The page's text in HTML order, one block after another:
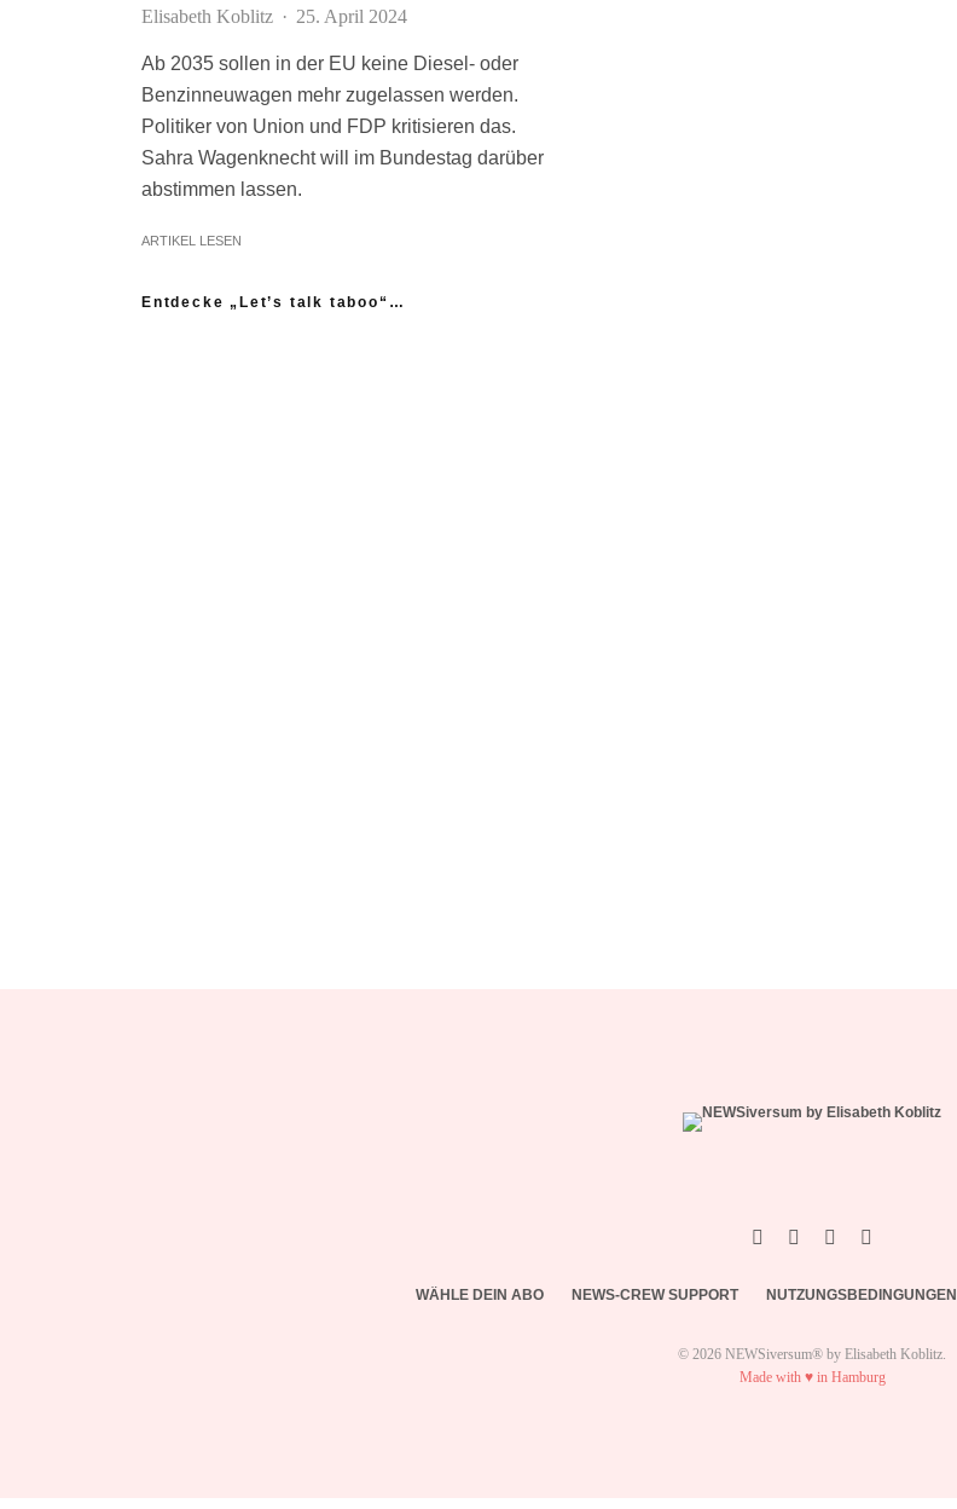
Elisabeth Koblitz · 25. April 2024
Ab 2035 sollen in der EU keine Diesel- oder
Benzinneuwagen mehr zugelassen werden.
Politiker von Union und FDP kritisieren das.
Sahra Wagenknecht will im Bundestag darüber
abstimmen lassen.
ARTIKEL LESEN
Entdecke „Let’s talk taboo“…
WÄHLE DEIN ABO NEWS-CREW SUPPORT NUTZUNGSBEDINGUNGEN
© 2026 NEWSiversum® by Elisabeth Koblitz.
Made with ♥ in Hamburg